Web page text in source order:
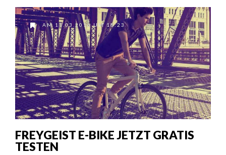
AM 11.03.2016 UM 18:23
FREYGEIST E-BIKE JETZT GRATIS
TESTEN